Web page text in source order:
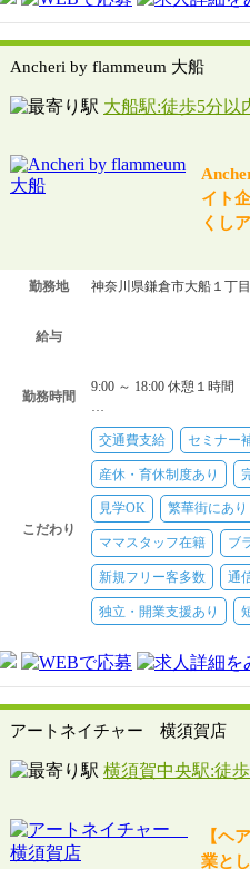
Ancheri by flammeum 大船
大船駅:徒歩5分以
イト
くし
勤務地 神奈川県鎌倉市大船１丁
給与
勤務時間
9:00 ～ 18:00 休憩１時間
こだわり
交通費支給 セミナー
産休・育休制度あり
見学OK 繁華街にあり
ママスタッフ在籍 ブ
新規フリー客多数 通
独立・開業支援あり
アートネイチャー 横須賀店
横須賀中央駅:徒
【ヘ
業と